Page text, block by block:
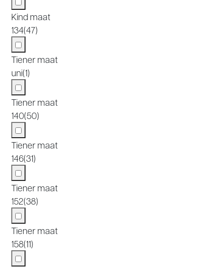
Kind maat
134(47)
Tiener maat
uni(1)
Tiener maat
140(50)
Tiener maat
146(31)
Tiener maat
152(38)
Tiener maat
158(11)